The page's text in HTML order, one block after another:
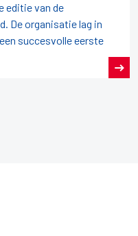
editie van de
De organisatie lag in
succesvolle eerste